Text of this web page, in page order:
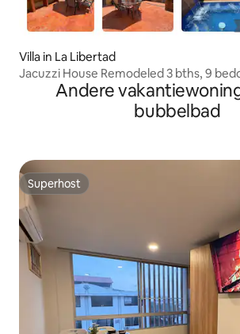
Villa in La Libertad
Jacuzzi House Remodeled
Andere
bubbelbad
Superhost
Superhost